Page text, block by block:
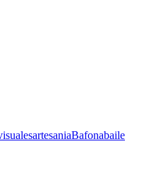
artesaniaBafonabaile